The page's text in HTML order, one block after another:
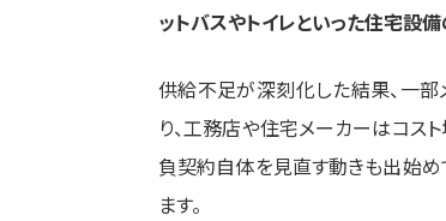
ットバスやトイレといった住宅設
供給不足が深刻化した結果、一
り、工務店や住宅メーカーはコス
負契約自体を見直す動きも出始め
ます。